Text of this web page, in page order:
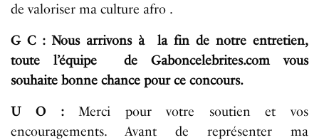
de valoriser ma culture afro .
G C : Nous arrivons à la fin de notre entretien,
toute l’équipe de Gaboncelebrites.com vous
souhaite bonne chance pour ce concours.
U O : Merci pour votre soutien et vos
encouragements. Avant de représenter ma